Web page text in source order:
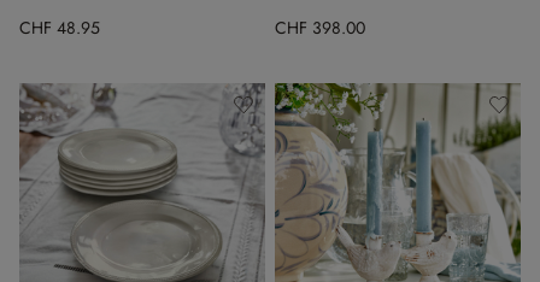
CHF 48.95 CHF 398.00